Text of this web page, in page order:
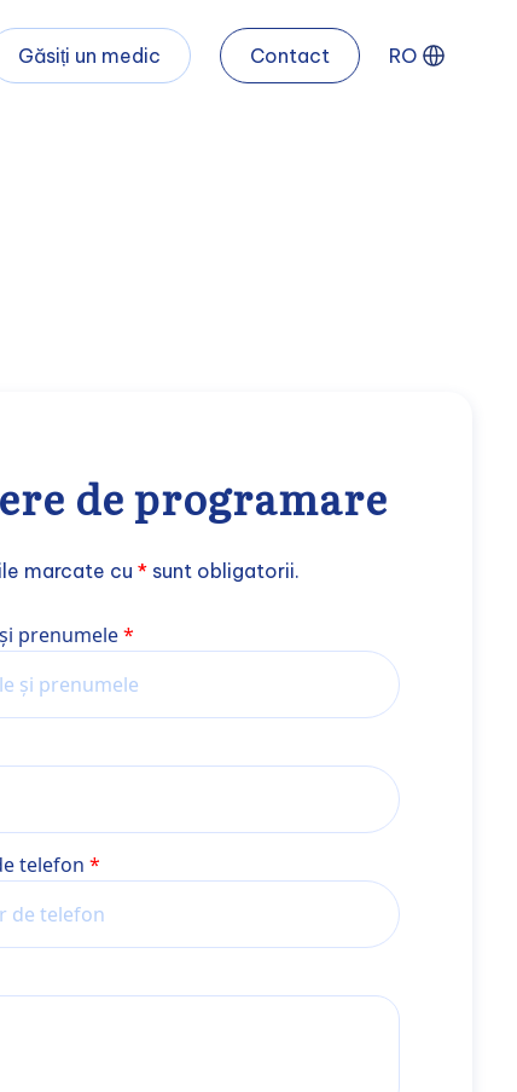
Găsiți un medic Contact RO
de programare
marcate cu *sunt obligatorii.
prenumele
telefon